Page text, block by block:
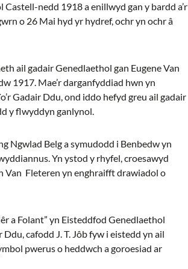
nedd 1918 a enillwyd gan y bardd a’r
o 26 Mai hyd yr hydref, ochr yn ochr â
ail gadair Genedlaethol gan Eugene Van
1917. Mae’r darganfyddiad hwn yn
Gadair Ddu, ond iddo hefyd greu ail gadair
y flwyddyn ganlynol.
Ngwlad Belg a symudodd i Benbedw yn
Yn ystod y rhyfel, croesawyd
Van Fleteren yn enghraifft drawiadol o
a Folant” yn Eisteddfod Genedlaethol
cafodd J. T. Jôb fyw i eistedd yn ail
pwerus o heddwch a goroesiad ar